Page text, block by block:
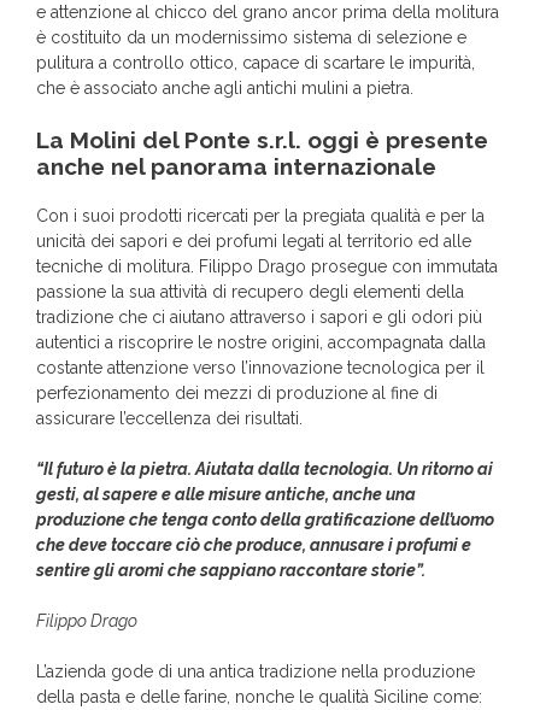
e attenzione al chicco del grano ancor prima della molitura
è costituito da un modernissimo sistema di selezione e
pulitura a controllo ottico, capace di scartare le impurità,
che è associato anche agli antichi mulini a pietra.
La Molini del Ponte s.r.l. oggi è presente
anche nel panorama internazionale
Con i suoi prodotti ricercati per la pregiata qualità e per la
unicità dei sapori e dei profumi legati al territorio ed alle
tecniche di molitura. Filippo Drago prosegue con immutata
passione la sua attività di recupero degli elementi della
tradizione che ci aiutano attraverso i sapori e gli odori più
autentici a riscoprire le nostre origini, accompagnata dalla
costante attenzione verso l’innovazione tecnologica per il
perfezionamento dei mezzi di produzione al fine di
assicurare l’eccellenza dei risultati.
“Il futuro è la pietra. Aiutata dalla tecnologia. Un ritorno ai
gesti, al sapere e alle misure antiche, anche una
produzione che tenga conto della gratificazione dell’uomo
che deve toccare ciò che produce, annusare i profumi e
sentire gli aromi che sappiano raccontare storie”.
Filippo Drago
L’azienda gode di una antica tradizione nella produzione
della pasta e delle farine, nonche le qualità Siciline come: